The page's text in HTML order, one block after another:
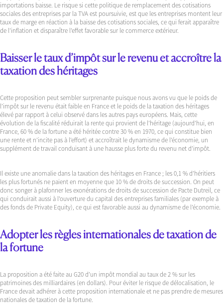
importations baisse. Le risque si cette politique de remplacement des cotisations
sociales des entreprises par la TVA est poursuivie, est que les entreprises montent leur
taux de marge en réaction à la baisse des cotisations sociales, ce qui ferait apparaître
de l’inflation et disparaître l’effet favorable sur le commerce extérieur.
Baisser le taux d’impôt sur le revenu et accroître la
taxation des héritages
Cette proposition peut sembler surprenante puisque nous avons vu que le poids de
l’impôt sur le revenu était faible en France et le poids de la taxation des héritages
élevé par rapport à celui observé dans les autres pays européens. Mais, cette
évolution de la fiscalité réduirait la rente qui provient de l’héritage (aujourd’hui, en
France, 60 % de la fortune a été héritée contre 30 % en 1970, ce qui constitue bien
une rente et n’incite pas à l’effort) et accroîtrait le dynamisme de l’économie, un
supplément de travail conduisant à une hausse plus forte du revenu net d’impôt.
Il existe une anomalie dans la taxation des héritages en France ; les 0,1 % d’héritiers
les plus fortunés ne paient en moyenne que 10 % de droits de succession. On peut
donc songer à plafonner les exonérations de droits de succession de Pacte Dutreil, ce
qui conduirait aussi à l’ouverture du capital des entreprises familiales (par exemple à
des fonds de Private Equity), ce qui est favorable aussi au dynamisme de l’économie.
Adopter les règles internationales de taxation de
la fortune
La proposition a été faite au G20 d’un impôt mondial au taux de 2 % sur les
patrimoines des milliardaires (en dollars). Pour éviter le risque de délocalisation, le
France devait adhérer à cette proposition internationale et ne pas prendre de mesures
nationales de taxation de la fortune.